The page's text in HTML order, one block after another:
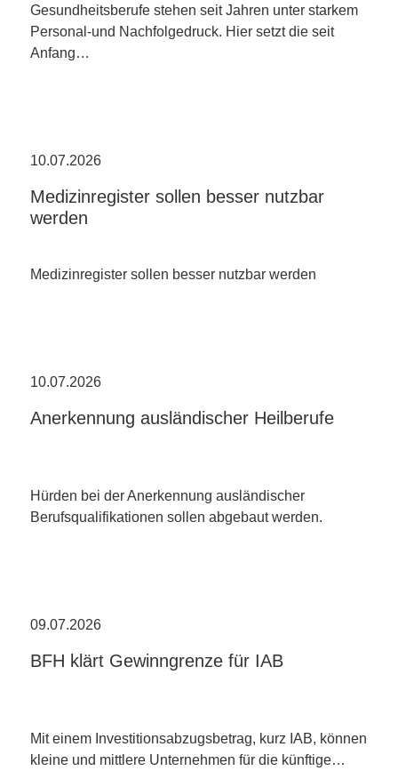
Gesundheitsberufe stehen seit Jahren unter starkem
Personal-und Nachfolgedruck. Hier setzt die seit
Anfang…
10.07.2026
Medizinregister sollen besser nutzbar
werden
Medizinregister sollen besser nutzbar werden
10.07.2026
Anerkennung ausländischer Heilberufe
Hürden bei der Anerkennung ausländischer
Berufsqualifikationen sollen abgebaut werden.
09.07.2026
BFH klärt Gewinngrenze für IAB
Mit einem Investitionsabzugsbetrag, kurz IAB, können
kleine und mittlere Unternehmen für die künftige…